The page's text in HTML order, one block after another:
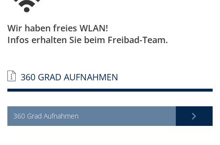
Wir haben freies WLAN!
Infos erhalten Sie beim Freibad-Team.
360 GRAD AUFNAHMEN
360 Grad Aufnahmen